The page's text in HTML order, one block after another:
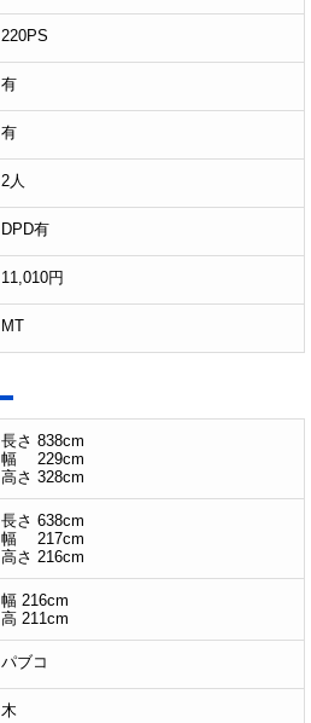
220PS
有
有
2人
DPD有
11,010円
MT
長さ 838cm
幅 229cm
高さ 328cm
長さ 638cm
幅 217cm
高さ 216cm
幅 216cm
高 211cm
パブコ
木